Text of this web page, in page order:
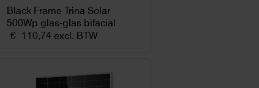
Black Frame Trina Solar
500Wp glas-glas bifacial
€ 110,74 excl. BTW